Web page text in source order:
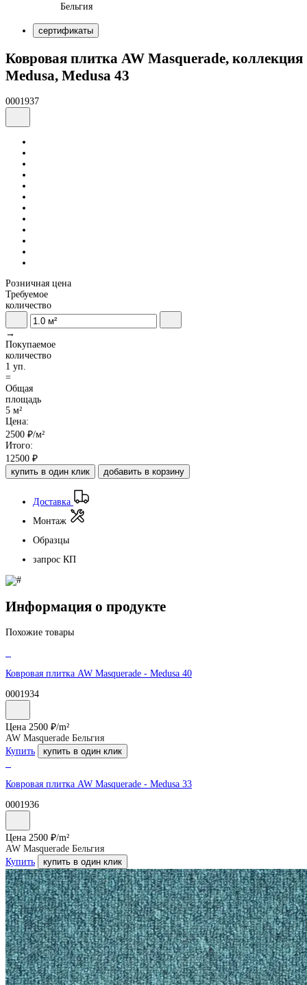
Бельгия
сертификаты
Ковровая плитка AW Masquerade, коллекция
Medusa, Medusa 43
0001937
Розничная цена
Требуемое
количество
→
Покупаемое
количество
1 уп.
=
Общая
площадь
5 м²
Цена:
2500 ₽/м²
Итого:
12500 ₽
купить в один клик
добавить в корзину
Доставка
Монтаж
Образцы
запрос КП
Информация о продукте
Похожие товары
Ковровая плитка AW Masquerade - Medusa 40
0001934
Цена 2500 ₽/m²
AW Masquerade Бельгия
Купить
купить в один клик
Ковровая плитка AW Masquerade - Medusa 33
0001936
Цена 2500 ₽/m²
AW Masquerade Бельгия
Купить
купить в один клик